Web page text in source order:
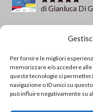
Per fornire le migliori
memorizzare e/o accedere
queste tecnologie ci
navigazione o ID unici su
può influire negativamente su
Valutato5
di Gianluca Di
84013 Cava de' Tirreni
+39 329 952 9244
info@solsisacademy.it
Lun-Ven: 09:30-18:30,
Pausa pranzo: 13:30-